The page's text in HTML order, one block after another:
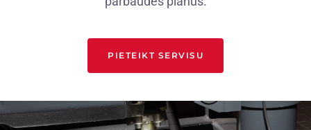
PIETEIKT SERVISU